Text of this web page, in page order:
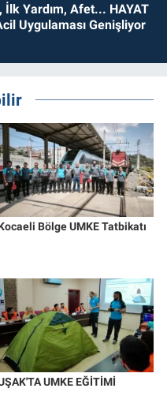
İlk Yardım, Afet... HAYAT
Uygulaması Genişliyor
Bölge UMKE Tatbikatı
UMKE EĞİTİMİ